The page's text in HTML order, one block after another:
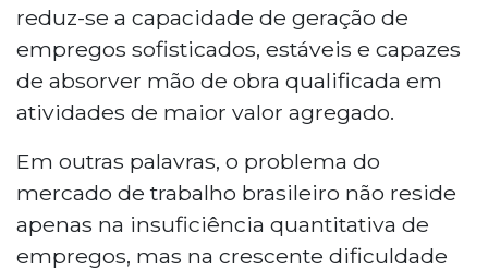
reduz-se a capacidade de geração de
empregos sofisticados, estáveis e capazes
de absorver mão de obra qualificada em
atividades de maior valor agregado.
Em outras palavras, o problema do
mercado de trabalho brasileiro não reside
apenas na insuficiência quantitativa de
empregos, mas na crescente dificuldade